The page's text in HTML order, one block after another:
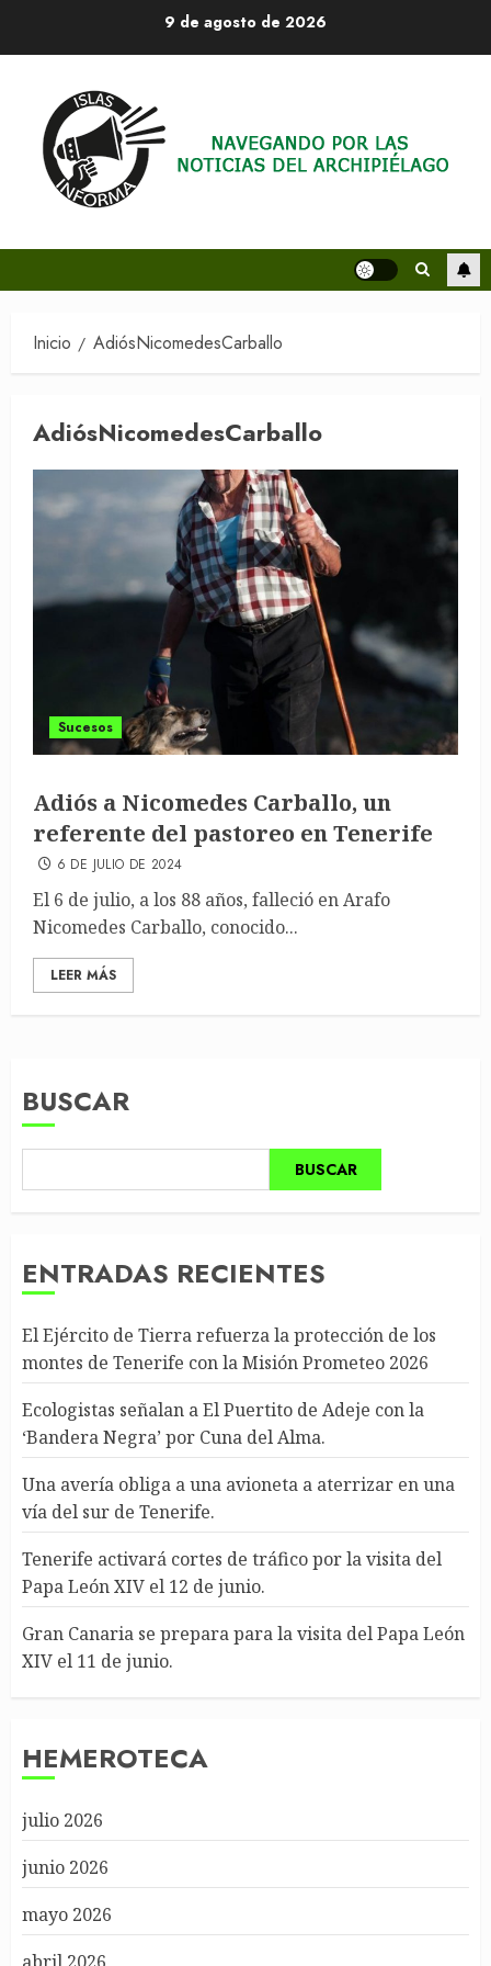
9 de agosto de 2026
Inicio AdiósNicomedesCarballo
AdiósNicomedesCarballo
Sucesos
Adiós a Nicomedes Carballo, un
referente del pastoreo en Tenerife
6 DE JULIO DE 2024
El 6 de julio, a los 88 años, falleció en Arafo
Nicomedes Carballo, conocido...
LEER MÁS
BUSCAR
BUSCAR
ENTRADAS RECIENTES
El Ejército de Tierra refuerza la protección de los
montes de Tenerife con la Misión Prometeo 2026
Ecologistas señalan a El Puertito de Adeje con la
‘Bandera Negra’ por Cuna del Alma.
Una avería obliga a una avioneta a aterrizar en una
vía del sur de Tenerife.
Tenerife activará cortes de tráfico por la visita del
Papa León XIV el 12 de junio.
Gran Canaria se prepara para la visita del Papa León
XIV el 11 de junio.
HEMEROTECA
julio 2026
junio 2026
mayo 2026